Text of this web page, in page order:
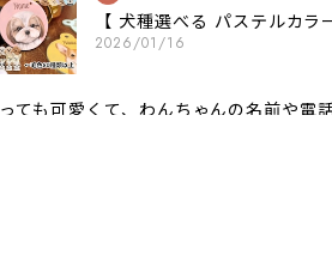
【 犬種選べる パステルカ
2026/01/16
ても可愛くて、わんちゃんの名前や
【 自然に囲まれた ダッ